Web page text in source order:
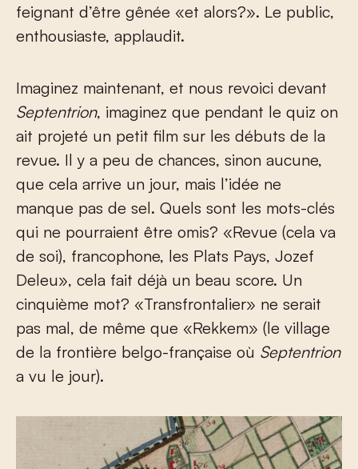
feignant d’être gênée «et alors?». Le public,
enthousiaste, applaudit.
Imaginez maintenant, et nous revoici devant
Septentrion, imaginez que pendant le quiz on
ait projeté un petit film sur les débuts de la
revue. Il y a peu de chances, sinon aucune,
que cela arrive un jour, mais l’idée ne
manque pas de sel. Quels sont les mots-clés
qui ne pourraient être omis? «Revue (cela va
de soi), francophone, les Plats Pays, Jozef
Deleu», cela fait déjà un beau score. Un
cinquième mot? «Transfrontalier» ne serait
pas mal, de même que «Rekkem» (le village
de la frontière belgo-française où Septentrion
a vu le jour).